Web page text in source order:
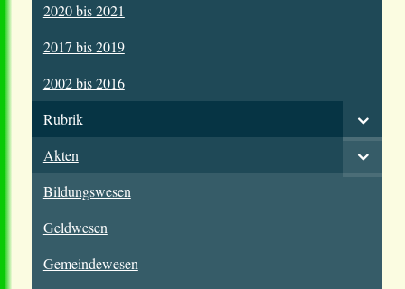
2020 bis 2021
2017 bis 2019
2002 bis 2016
Rubrik
Akten
Bildungswesen
Geldwesen
Gemeindewesen